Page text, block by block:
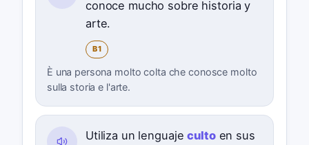
conoce mucho sobre historia y
arte.
B1
È una persona molto colta che conosce molto
sulla storia e l'arte.
Utiliza un lenguajecultoen sus